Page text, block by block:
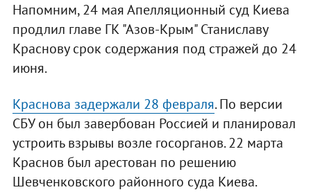
Напомним, 24 мая Апелляционный суд Киева
продлил главе ГК "Азов-Крым" Станиславу
Краснову срок содержания под стражей до 24
июня.
Краснова задержали 28 февраля. По версии
СБУ он был завербован Россией и планировал
устроить взрывы возле госорганов. 22 марта
Краснов был арестован по решению
Шевченковского районного суда Киева.